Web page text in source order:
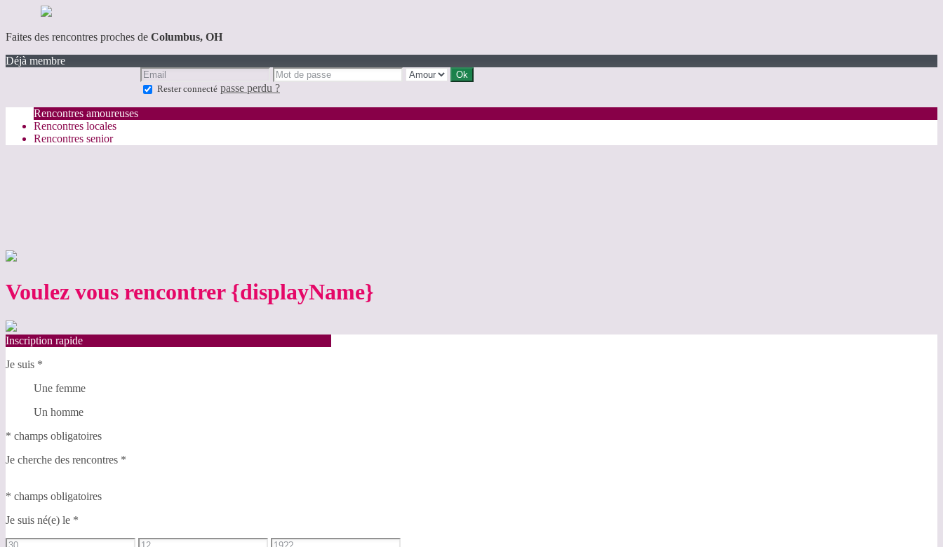
Faites des rencontres proches de Columbus, OH
Déjà membre
Rester connecté passe perdu ?
Rencontres amoureuses
Rencontres locales
Rencontres senior
Voulez vous rencontrer {displayName}
Inscription rapide
Je suis *
Une femme
Un homme
* champs obligatoires
Je cherche des rencontres *
* champs obligatoires
Je suis né(e) le *